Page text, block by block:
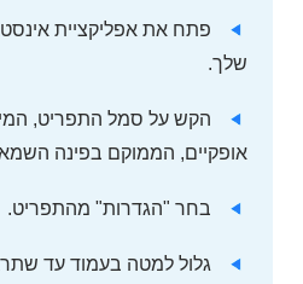
פתח את אפליקציית
שלך.
הקש על סמל התפריט,
אופקיים, הממוקם בפינה
בחר "הגדרות" מהתפריט.
גלול למטה בעמוד עד